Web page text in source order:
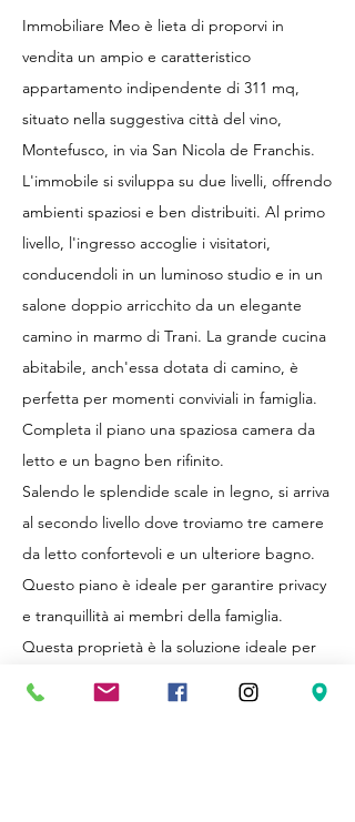
Immobiliare Meo è lieta di proporvi in
vendita un ampio e caratteristico
appartamento indipendente di 311 mq,
situato nella suggestiva città del vino,
Montefusco, in via San Nicola de Franchis.
L'immobile si sviluppa su due livelli, offrendo
ambienti spaziosi e ben distribuiti. Al primo
livello, l'ingresso accoglie i visitatori,
conducendoli in un luminoso studio e in un
salone doppio arricchito da un elegante
camino in marmo di Trani. La grande cucina
abitabile, anch'essa dotata di camino, è
perfetta per momenti conviviali in famiglia.
Completa il piano una spaziosa camera da
letto e un bagno ben rifinito.
Salendo le splendide scale in legno, si arriva
al secondo livello dove troviamo tre camere
da letto confortevoli e un ulteriore bagno.
Questo piano è ideale per garantire privacy
e tranquillità ai membri della famiglia.
Questa proprietà è la soluzione ideale per
chi cerca comfort, spazio e la tranquillità di
Montefusco, senza rinunciare alla comodità